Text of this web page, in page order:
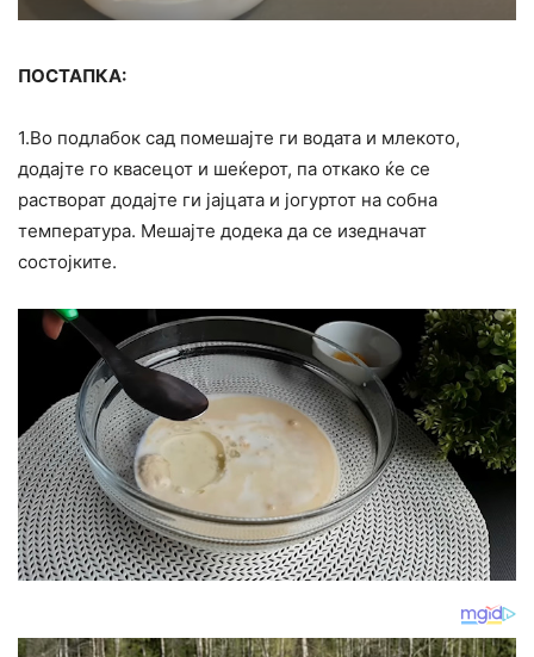
ПОСТАПКА:
1.Во подлабок сад помешајте ги водата и млекото,
додајте го квасецот и шеќерот, па откако ќе се
растворат додајте ги јајцата и јогуртот на собна
температура. Мешајте додека да се изедначат
состојките.